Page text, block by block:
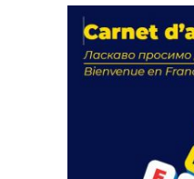
actions
18 septembre 2023
FEUILLETER